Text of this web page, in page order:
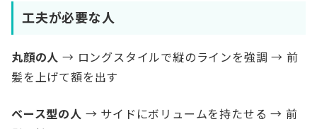
工夫が必要な人
丸顔の人 → ロングスタイルで縦のラインを強調 → 前
髪を上げて額を出す
ベース型の人 → サイドにボリュームを持たせる → 前